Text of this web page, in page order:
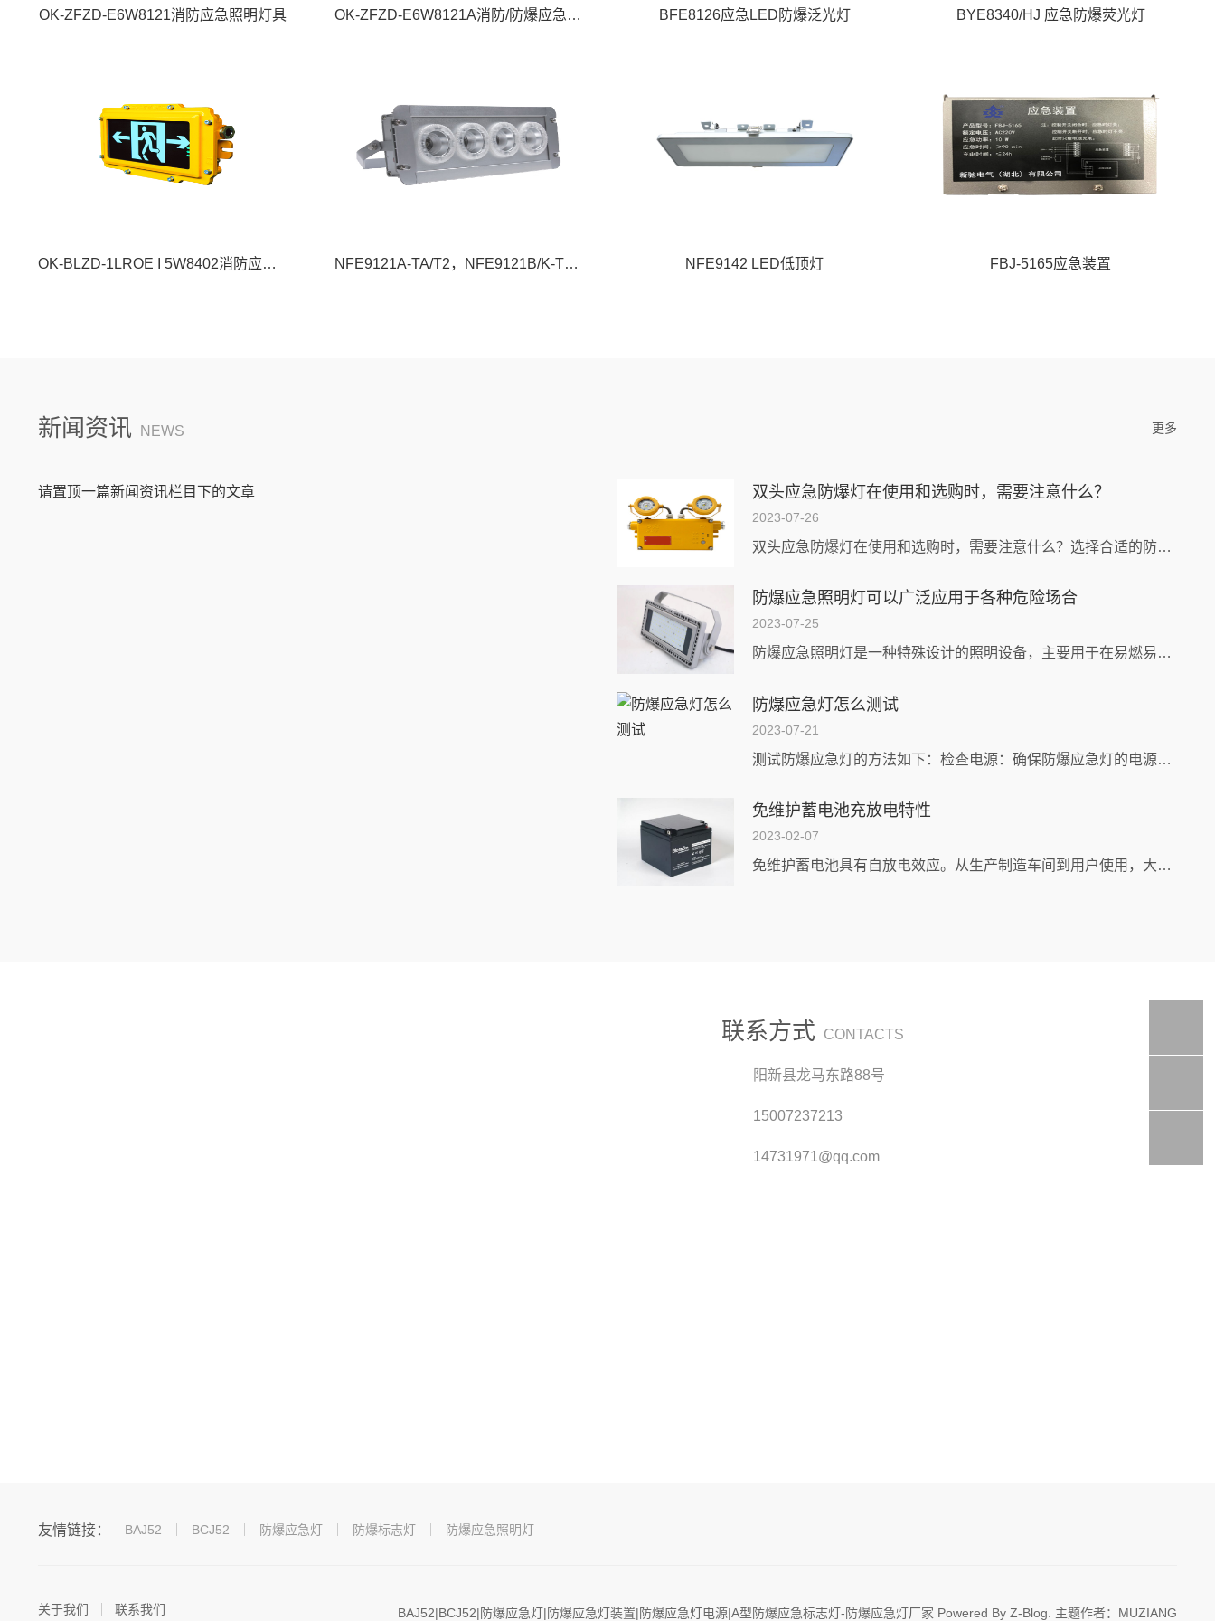
OK-ZFZD-E6W8121消防应急照明灯具 OK-ZFZD-E6W8121A消防/防爆应急照明灯具 BFE8126应急LED防爆泛光灯 BYE8340/HJ 应急防爆荧光灯
OK-BLZD-1LROE I 5W8402消防应急标志灯具 NFE9121A-TA/T2，NFE9121B/K-T1应急LED顶灯 NFE9142 LED低顶灯 FBJ-5165应急装置
新闻资讯 NEWS 更多
请置顶一篇新闻资讯栏目下的文章 双头应急防爆灯在使用和选购时，需要注意什么？
2023-07-26
双头应急防爆灯在使用和选购时，需要注意什么？选择合适的防爆等级：根据使用环境的爆炸性质和等级要求，选择符合要求的防爆等级的双头应急防爆灯。注...
防爆应急照明灯可以广泛应用于各种危险场合
2023-07-25
防爆应急照明灯是一种特殊设计的照明设备，主要用于在易燃易爆场所和紧急情况下提供安全、可靠的照明。它们通常采用高效LED灯珠，具有长寿命、低能...
防爆应急灯怎么测试
2023-07-21
测试防爆应急灯的方法如下：检查电源：确保防爆应急灯的电源连接正常，电源线没有损坏或松动。检查电池：确认电池是否已经安装好，并且电池连接牢固。...
免维护蓄电池充放电特性
2023-02-07
免维护蓄电池具有自放电效应。从生产制造车间到用户使用，大约要延误数月的时间。以铅酸蓄电池为例，在30℃的环境温度下贮藏8个月，蓄电池的残存容...
联系方式 CONTACTS
阳新县龙马东路88号
15007237213
14731971@qq.com
友情链接： BAJ52 BCJ52 防爆应急灯 防爆标志灯 防爆应急照明灯
关于我们 联系我们 BAJ52|BCJ52|防爆应急灯|防爆应急灯装置|防爆应急灯电源|A型防爆应急标志灯-防爆应急灯厂家 Powered By Z-Blog . 主题作者： MUZIANG